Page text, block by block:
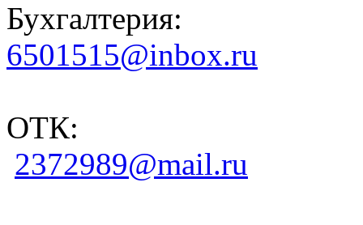
Бухгалтерия:
6501515@inbox.ru
ОТК:
2372989@mail.ru